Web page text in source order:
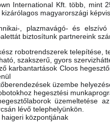
International Kft. több, mint
magyarországi
, plazmavágó- és
biztosítunk partnereink
robotrendszerek telepítése,
szakszerű, gyors
karbantartások Cloos
üzembe
hegesztési
üzemeltetése
lévő telephelyünkön.
központjának